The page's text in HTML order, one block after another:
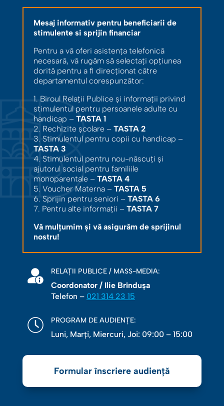
Mesaj informativ pentru beneficiarii de
stimulente si sprijin financiar
Pentru a vă oferi asistența telefonică
necesară, vă rugăm să selectați opțiunea
dorită pentru a fi direcționat către
departamentul corespunzător:
1. Biroul Relații Publice și informații privind
stimulentul pentru persoanele adulte cu
handicap – TASTA 1
2. Rechizite școlare – TASTA 2
3. Stimulentul pentru copii cu handicap –
TASTA 3
4. Stimulentul pentru nou-născuți și
ajutorul social pentru familiile
monoparentale – TASTA 4
5. Voucher Materna – TASTA 5
6. Sprijin pentru seniori – TASTA 6
7. Pentru alte informații – TASTA 7
Vă mulțumim și vă asigurăm de sprijinul
nostru!
RELAȚII PUBLICE / MASS-MEDIA:
Coordonator / Ilie Brîndușa
Telefon – 021 314 23 15
PROGRAM DE AUDIENȚE:
Luni, Marţi, Miercuri, Joi: 09:00 – 15:00
Formular înscriere audiență